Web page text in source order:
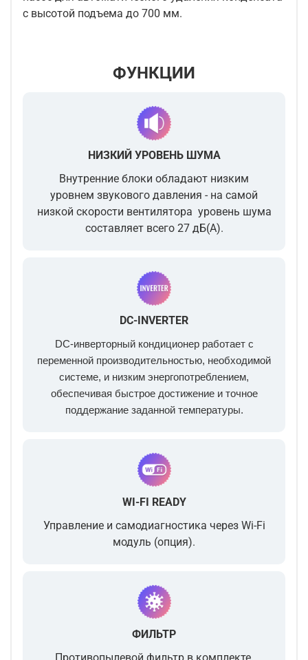
с высотой подъема до 700 мм.
ФУНКЦИИ
НИЗКИЙ УРОВЕНЬ ШУМА
Внутренние блоки обладают низким
уровнем звукового давления - на самой
низкой скорости вентилятора уровень шума
составляет всего 27 дБ(А).
DC-INVERTER
DC-инверторный кондиционер работает с
переменной производительностью, необходимой
системе, и низким энергопотреблением,
обеспечивая быстрое достижение и точное
поддержание заданной температуры.
WI-FI READY
Управление и самодиагностика через Wi-Fi
модуль (опция).
ФИЛЬТР